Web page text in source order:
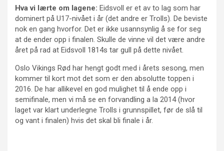
Hva vi lærte om lagene: Eidsvoll er et av to lag som har
dominert på U17-nivået i år (det andre er Trolls). De beviste
nok en gang hvorfor. Det er ikke usannsynlig å se for seg
at de ender opp i finalen. Skulle de vinne vil det være andre
året på rad at Eidsvoll 1814s tar gull på dette nivået.
Oslo Vikings Rød har hengt godt med i årets sesong, men
kommer til kort mot det som er den absolutte toppen i
2016. De har allikevel en god mulighet til å ende opp i
semifinale, men vi må se en forvandling a la 2014 (hvor
laget var klart underlegne Trolls i grunnspillet, før de slå til
og vant i finalen) hvis det skal bli finale i år.